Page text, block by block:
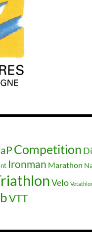
Competition
Ironman Marathon
Velo
VTT